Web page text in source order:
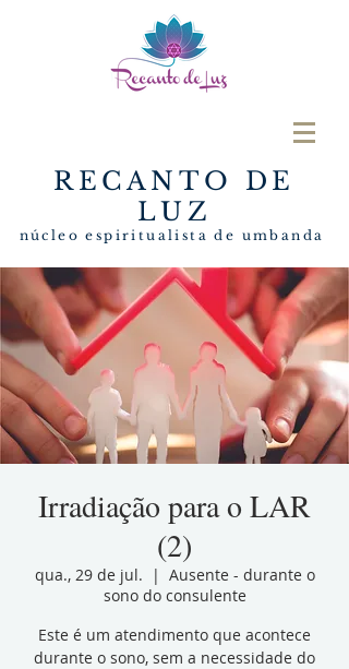
RECANTO DE
LUZ
núcleo espiritualista de umbanda
Irradiação para o LAR
(2)
qua., 29 de jul.
  |
Ausente - durante o
sono do consulente
Este é um atendimento que acontece
durante o sono, sem a necessidade do